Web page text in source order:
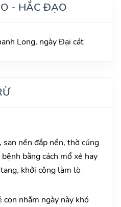
- HẮC ĐẠO
Long, ngày Đại cát
nền đắp nền, thờ cúng
bằng cách mổ xẻ hay
khởi công làm lò
con nhằm ngày này khó